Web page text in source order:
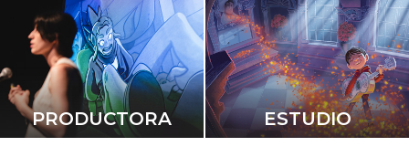
PRODUCTORA ESTUDIO